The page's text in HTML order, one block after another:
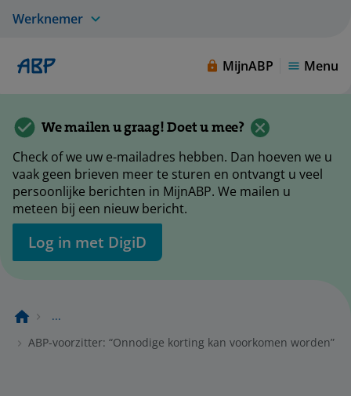
Werknemer
MijnABP Menu
We mailen u graag! Doet u mee?
Check of we uw e-mailadres hebben. Dan hoeven we u
vaak geen brieven meer te sturen en ontvangt u veel
persoonlijke berichten in MijnABP. We mailen u
meteen bij een nieuw bericht.
Log in met DigiD
...
ABP-voorzitter: “Onnodige korting kan voorkomen worden”